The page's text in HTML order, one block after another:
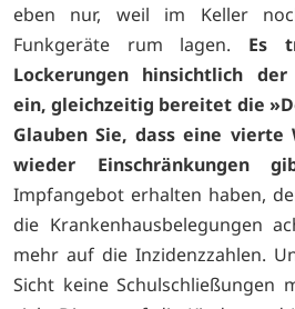
eben nur, weil im Keller
Funkgeräte rum lagen. Es
Lockerungen hinsichtlich der
ein, gleichzeitig bereitet die
Glauben Sie, dass eine
wieder Einschränkungen
Impfangebot erhalten haben,
die Krankenhausbelegungen
mehr auf die Inzidenzzahlen.
Sicht keine Schulschließungen